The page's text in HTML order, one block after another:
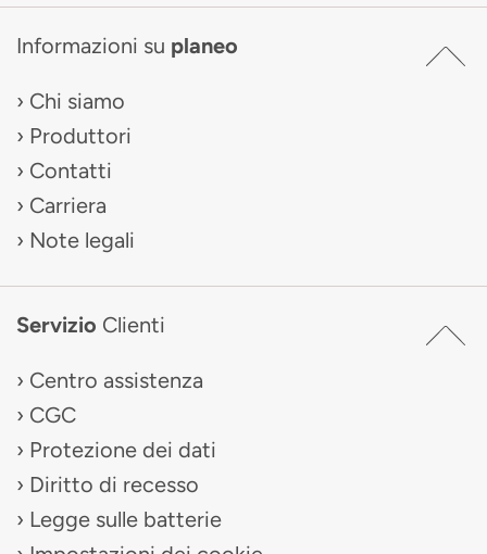
Informazioni su planeo
Chi siamo
Produttori
Contatti
Carriera
Note legali
Servizio Clienti
Centro assistenza
CGC
Protezione dei dati
Diritto di recesso
Legge sulle batterie